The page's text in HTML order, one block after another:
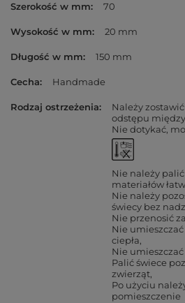
Szerokość w mm 70
Wysokość w mm 20 mm
Długość w mm 150 mm
Cecha Handmade
Rodzaj ostrzeżenia
Należy
odstępu
Nie dotykać,
Nie należy
materiałów
Nie należy
świecy bez
Nie przenosić
Nie
ciepła
Nie
Palić świece
zwierząt
Po użyciu
pomieszczenie